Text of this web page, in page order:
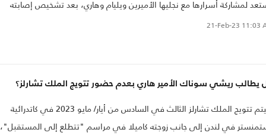
لمشاركة أسرارها مع نجليها الأميرين ويليام وهاري، بعد تشخيص إصابته
البروستاتا..
21-Feb-23 11:03
يطالب ريشي سوناك الأمير هاري بعدم حضور تتويج الملك تشارلز؟
سيتم تتويج الملك تشارلز الثالث في السادس من أيار/ مايو 2023 في كاتدرائية
في لندن إلى جانب زوجته كاميلا في مراسم "تتطلع إلى المستقبل"،